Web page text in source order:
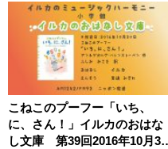
こねこのプーフー「いち、
に、さん！」イルカのおはな
し文庫 第39回2016年10月30